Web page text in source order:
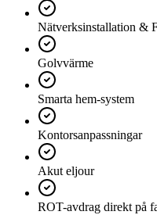
Nätverksinstallation &
Golvvärme
Smarta hem-system
Kontorsanpassningar
Akut eljour
ROT-avdrag direkt på